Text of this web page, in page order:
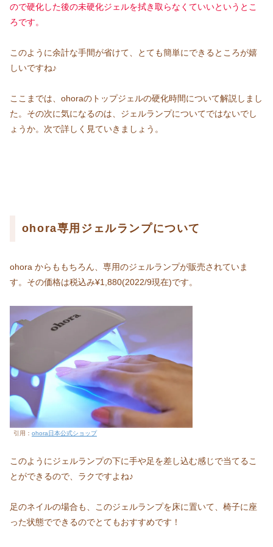
ので硬化した後の未硬化ジェルを拭き取らなくていいというとこ
ろです。
このように余計な手間が省けて、とても簡単にできるところが嬉
しいですね♪
ここまでは、ohoraのトップジェルの硬化時間について解説しまし
た。その次に気になるのは、ジェルランプについてではないでし
ょうか。次で詳しく見ていきましょう。
ohora専用ジェルランプについて
ohora からももちろん、専用のジェルランプが販売されていま
す。その価格は税込み¥1,880(2022/9現在)です。
引用： ohora日本公式ショップ
このようにジェルランプの下に手や足を差し込む感じで当てるこ
とができるので、ラクですよね♪
足のネイルの場合も、このジェルランプを床に置いて、椅子に座
った状態でできるのでとてもおすすめです！